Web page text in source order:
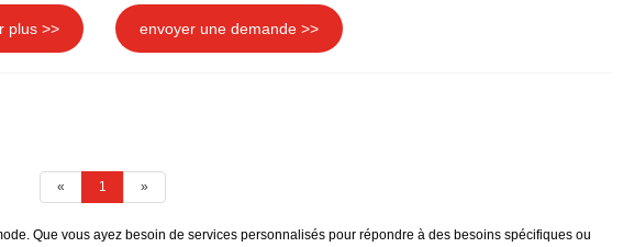
plus >> envoyer une demande >>
« 1 »
Que vous ayez besoin de services personnalisés pour répondre à des besoins spécifiques ou